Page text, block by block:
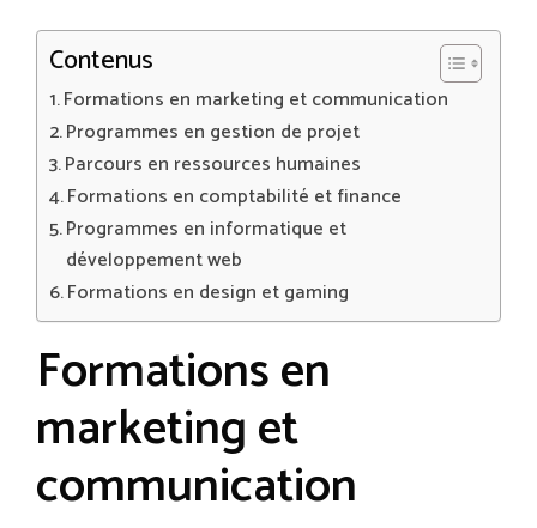
Contenus
Formations en marketing et communication
Programmes en gestion de projet
Parcours en ressources humaines
Formations en comptabilité et finance
Programmes en informatique et
développement web
Formations en design et gaming
Formations en
marketing et
communication